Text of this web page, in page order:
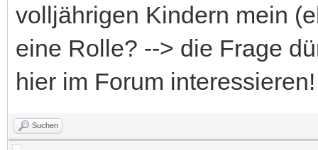
volljährigen Kindern mein
eine Rolle? --> die Frage
hier im Forum interessieren!
Suchen